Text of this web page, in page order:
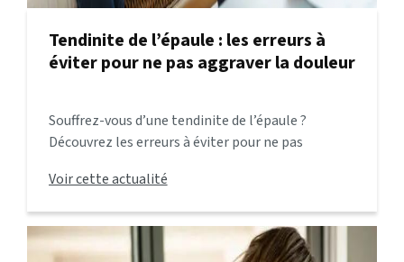
Tendinite de l’épaule : les erreurs à
éviter pour ne pas aggraver la douleur
Souffrez-vous d’une tendinite de l’épaule ?
Découvrez les erreurs à éviter pour ne pas
peut vous aider à soulager durablement cette
inflammation.
Voir cette actualité